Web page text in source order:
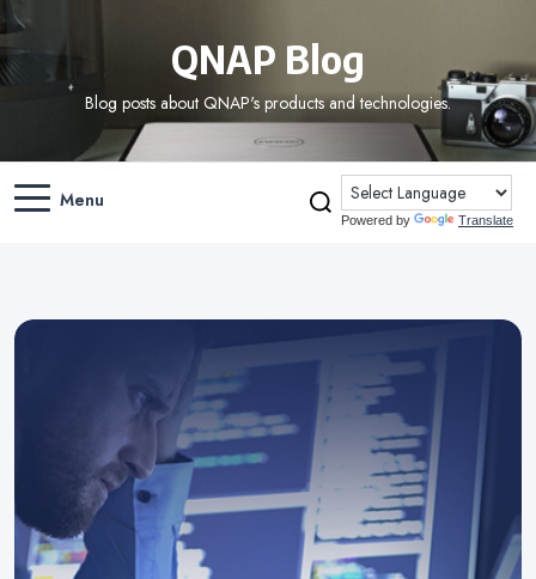
QNAP Blog
Blog posts about QNAP's products and technologies.
Menu
Powered by Translate